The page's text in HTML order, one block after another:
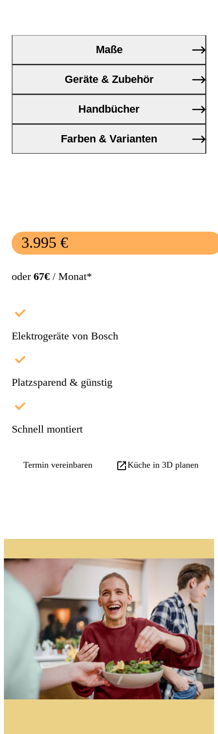
Maße
Geräte & Zubehör
Handbücher
Farben & Varianten
3.995 €
oder 67€ / Monat*
Elektrogeräte von Bosch
Platzsparend & günstig
Schnell montiert
Termin vereinbaren Küche in 3D planen